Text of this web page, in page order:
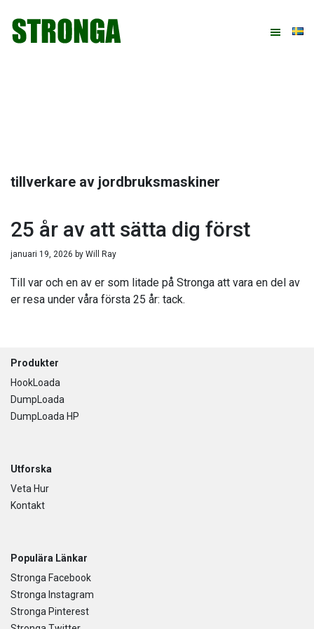
huvudnavigering
huvudinnehåll
det
sidfot
tillverkare av jordbruksmaskiner
25 år av att sätta dig först
januari 19, 2026 by Will Ray
Till var och en av er som litade på Stronga att vara en del av
er resa under våra första 25 år: tack.
Footer
Produkter
HookLoada
DumpLoada
DumpLoada HP
Utforska
Veta Hur
Kontakt
Populära Länkar
Stronga Facebook
Stronga Instagram
Stronga Pinterest